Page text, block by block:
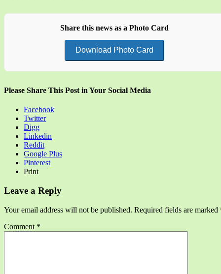
Share this news as a Photo Card
Download Photo Card
Please Share This Post in Your Social Media
Facebook
Twitter
Digg
Linkedin
Reddit
Google Plus
Pinterest
Print
Leave a Reply
Your email address will not be published. Required fields are marked
Comment *